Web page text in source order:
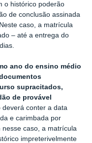
o histórico poderão
de conclusão assinada
te caso, a matrícula
– até a entrega do
ano do ensino médio
supracitados,
de provável
deverá conter a data
e carimbada por
nesse caso, a matrícula
impreterivelmente